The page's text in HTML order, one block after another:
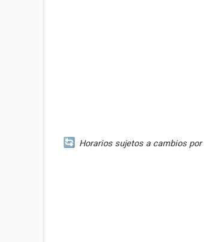
Horarios sujetos a cambios